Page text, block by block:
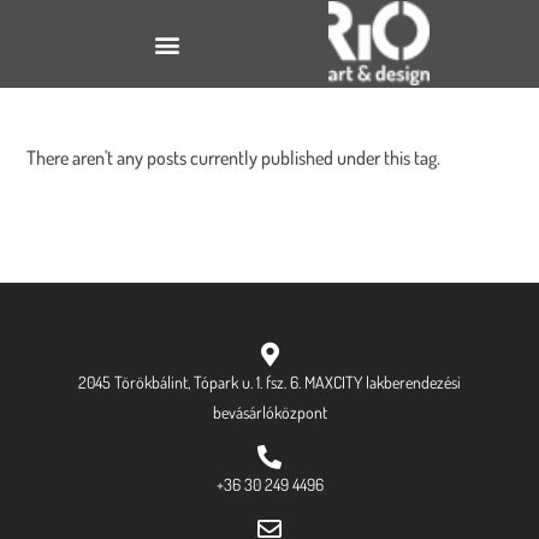
There aren't any posts currently published under this tag.
2045 Törökbálint, Tópark u. 1. fsz. 6. MAXCITY lakberendezési
bevásárlóközpont
+36 30 249 4496